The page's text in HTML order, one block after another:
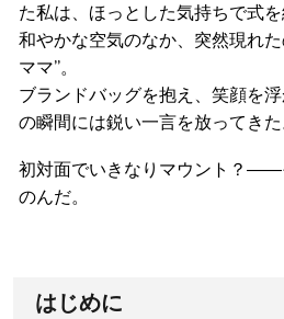
た私は、ほっとした気持ちで式を
和やかな空気のなか、突然現れ
ママ”。
ブランドバッグを抱え、笑顔を
の瞬間には鋭い一言を放ってきた
初対面でいきなりマウント？――
のんだ。
はじめに